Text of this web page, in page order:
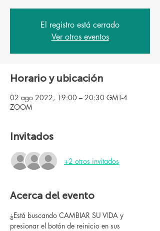
El registro está cerrado
Ver otros eventos
Horario y ubicación
02 ago 2022, 19:00 – 20:30 GMT-4
ZOOM
Invitados
+2 otros invitados
Acerca del evento
¿Está buscando CAMBIAR SU VIDA y
presionar el botón de reinicio en sus